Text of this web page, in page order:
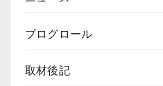
ブログロール
取材後記